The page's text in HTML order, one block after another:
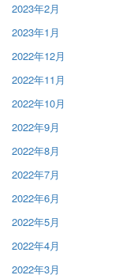
2023年2月
2023年1月
2022年12月
2022年11月
2022年10月
2022年9月
2022年8月
2022年7月
2022年6月
2022年5月
2022年4月
2022年3月